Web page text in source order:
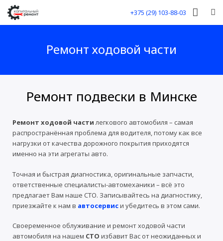
+375 (29) 103-88-03
Ремонт ходовой части
Ремонт подвески в Минске
Ремонт ходовой частилегкового автомобиля – самая
распространённая проблема для водителя, потому как все
нагрузки от качества дорожного покрытия приходятся
именно на эти агрегаты авто.
Точная и быстрая диагностика, оригинальные запчасти,
ответственные специалисты-автомеханики – всё это
предлагает Вам наше СТО. Записывайтесь на диагностику,
приезжайте к нам в автосервиси убедитесь в этом сами.
Своеременное облуживание и ремонт ходовой части
автомобиля на нашем СТО избавит Вас от неожиданных и